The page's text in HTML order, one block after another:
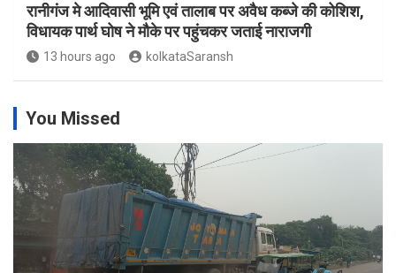
रानीगंज मे आदिवासी भूमि एवं तालाब पर अवैध कब्जे की कोशिश,
विधायक पार्थ घोष ने मौके पर पहुंचकर जताई नाराजगी
13 hours ago kolkataSaransh
You Missed